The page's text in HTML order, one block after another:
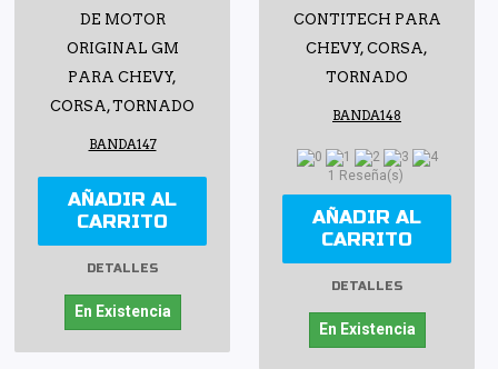
DE MOTOR
ORIGINAL GM
PARA CHEVY,
CORSA, TORNADO
BANDA147
AÑADIR AL
CARRITO
DETALLES
En Existencia
CONTITECH PARA
CHEVY, CORSA,
TORNADO
BANDA148
1 Reseña(s)
AÑADIR AL
CARRITO
DETALLES
En Existencia